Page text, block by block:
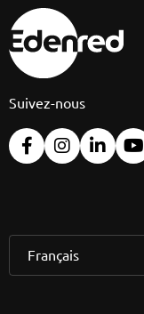
Suivez-nous
Français